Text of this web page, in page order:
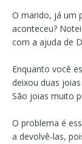
O marido, já um
aconteceu?
com a ajuda de
Enquanto você
deixou duas
São joias muito
O problema é
a devolvê-las,